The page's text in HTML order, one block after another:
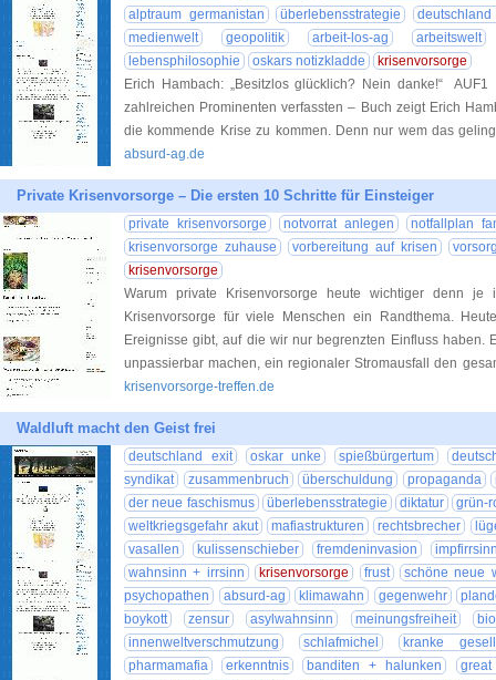
alptraum germanistan
überlebensstrategie
medienwelt
geopolitik arbeit-los-ag
arbeitswelt
lebensphilosophie
oskars notizkladde
krisenvorsorge
Erich Hambach: „Besitzlos glücklich? Nein danke!“
zahlreichen Prominenten verfassten – Buch zeigt Erich
die kommende Krise zu kommen. Denn nur wem das
absurd-ag.de
Private Krisenvorsorge – Die ersten 10 Schritte für Einsteiger
private krisenvorsorge notvorrat anlegen
notfallplan
krisenvorsorge zuhause
vorbereitung auf krisen
krisenvorsorge
Warum private Krisenvorsorge heute wichtiger denn
Krisenvorsorge für viele Menschen ein Randthema.
Ereignisse gibt, auf die wir nur begrenzten Einfluss haben.
unpassierbar machen, ein regionaler Stromausfall den
krisenvorsorge-treffen.de
Waldluft macht den Geist frei
deutschland exit oskar unke spießbürgertum
syndikat
zusammenbruch überschuldung propaganda
der neue faschismus
überlebensstrategie diktatur
grün-
weltkriegsgefahr akut
mafiastrukturen rechtsbrecher
vasallen
kulissenschieber fremdeninvasion
wahnsinn + irrsinn
krisenvorsorge frust
schöne neue
psychopathen
absurd-ag klimawahn gegenwehr
boykott
zensur asylwahnsinn meinungsfreiheit
innenweltverschmutzung
schlafmichel
kranke
pharmamafia
erkenntnis banditen + halunken